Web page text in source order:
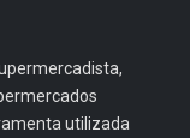
utilizada